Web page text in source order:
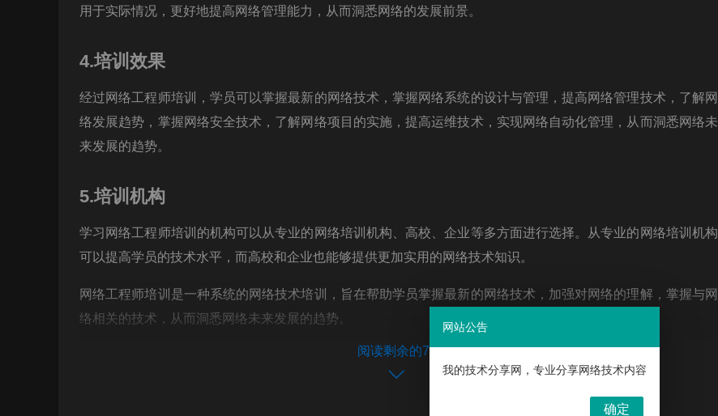
用于实际情况，更好地提高网络管理能力，从而洞悉网络的发展前景。
4.培训效果
经过网络工程师培训，学员可以掌握最新的网络技术，掌握网络系统的设计与管理，提高网络管理技术，了解网
络发展趋势，掌握网络安全技术，了解网络项目的实施，提高运维技术，实现网络自动化管理，从而洞悉网络未
来发展的趋势。
5.培训机构
学习网络工程师培训的机构可以从专业的网络培训机构、高校、企业等多方面进行选择。从专业的网络培训机构
可以提高学员的技术水平，而高校和企业也能够提供更加实用的网络技术知识。
网络工程师培训是一种系统的网络技术培训，旨在帮助学员掌握最新的网络技术，加强对网络的理解，掌握与网
络相关的技术，从而洞悉网络未来发展的趋势。
阅读剩余的7%
网站公告
我的技术分享网，专业分享网络技术内容
确定